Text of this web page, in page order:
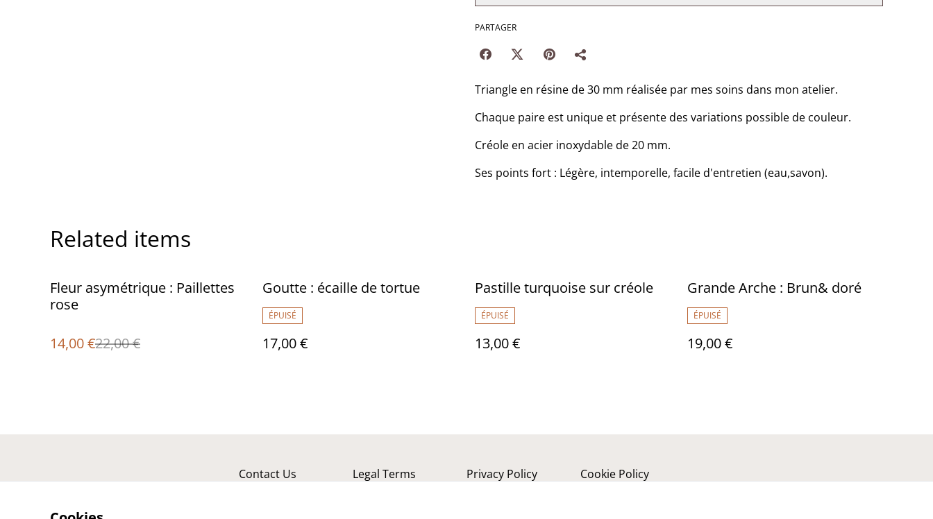
PARTAGER
Triangle en résine de 30 mm réalisée par mes soins dans mon atelier.
Chaque paire est unique et présente des variations possible de couleur.
Créole en acier inoxydable de 20 mm.
Ses points fort : Légère, intemporelle, facile d'entretien (eau,savon).
Related items
%
Fleur asymétrique : Paillettes
rose
14,00 €22,00 €
Goutte : écaille de tortue
ÉPUISÉ
17,00 €
Pastille turquoise sur créole
ÉPUISÉ
13,00 €
Grande Arche : Brun& doré
ÉPUISÉ
19,00 €
Contact Us Legal Terms Privacy Policy Cookie Policy